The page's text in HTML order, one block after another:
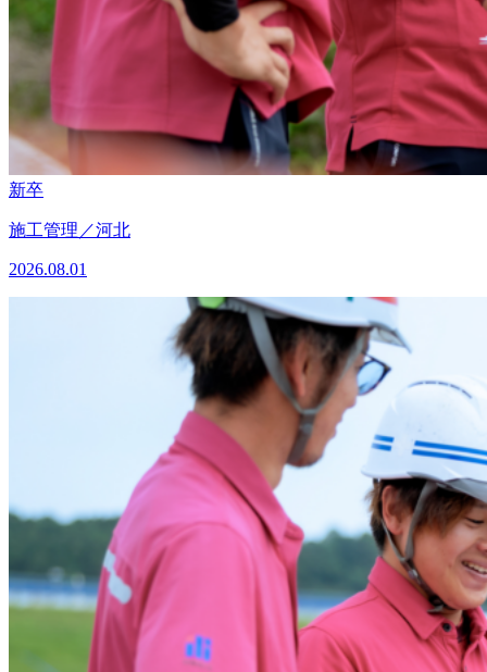
新卒
施工管理／河北
2026.08.01